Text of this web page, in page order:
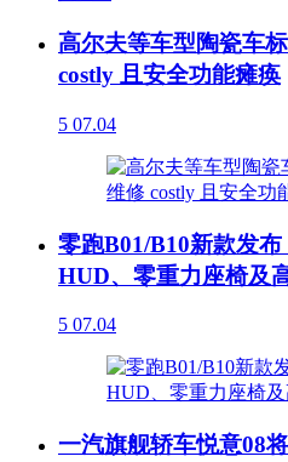
高尔夫等车型陶瓷车
costly 且安全功能瘫痪
5 07.04
零跑B01/B10新款发
HUD、零重力座椅及
5 07.04
一汽旗舰轿车悦意08